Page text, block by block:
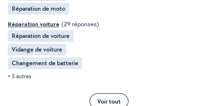
Réparation de moto
Réparation voiture (29 réponses)
Réparation de voiture
Vidange de voiture
Changement de batterie
+ 5 autres
Voir tout